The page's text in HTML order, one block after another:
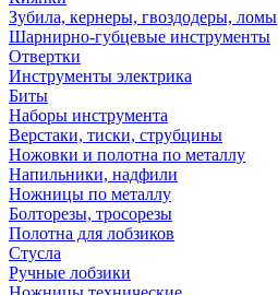
Зубила, кернеры, гвоздодеры, ломы
Шарнирно-губцевые инструменты
Отвертки
Инструменты электрика
Биты
Наборы инструмента
Верстаки, тиски, струбцины
Ножовки и полотна по металлу
Напильники, надфили
Ножницы по металлу
Болторезы, тросорезы
Полотна для лобзиков
Стусла
Ручные лобзики